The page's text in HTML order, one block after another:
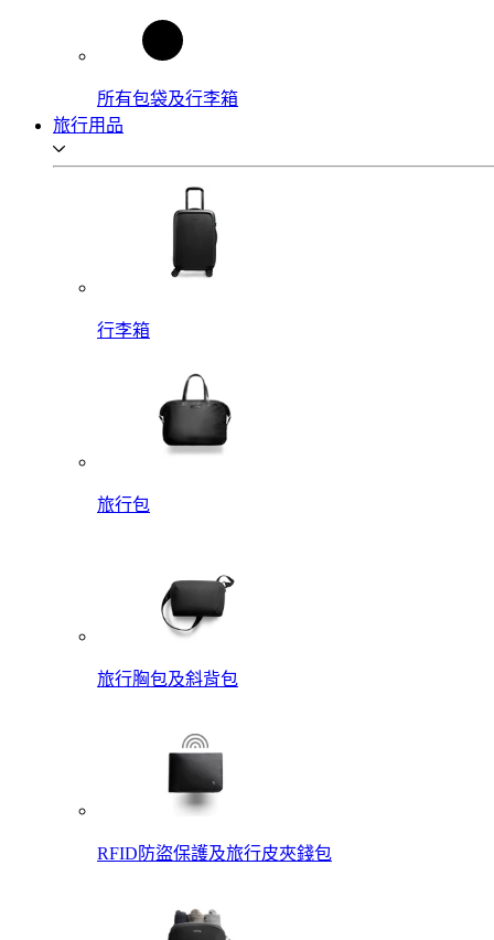
所有包袋及行李箱
旅行用品
行李箱
旅行包
旅行胸包及斜背包
RFID防盜保護及旅行皮夾錢包